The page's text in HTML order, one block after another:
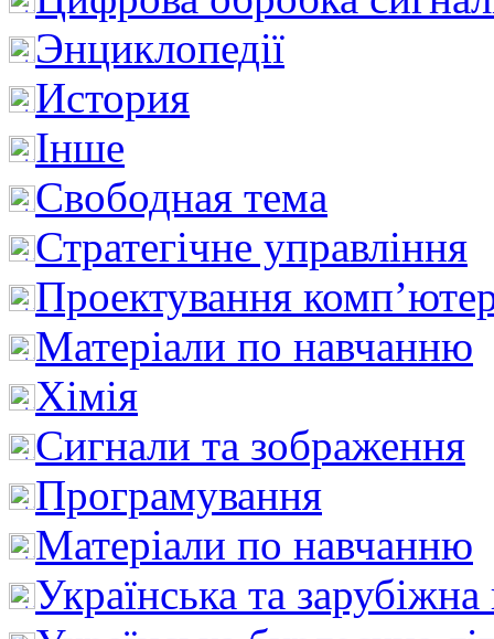
Энциклопедії
История
Інше
Свободная тема
Стратегічне управління
Проектування
Матеріали по навчанню
Хімія
Сигнали та зображення
Програмування
Матеріали по навчанню
Українська та зарубіжна